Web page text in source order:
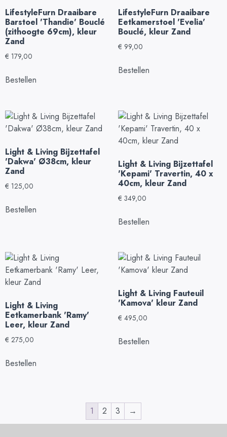
LifestyleFurn Draaibare
Barstoel 'Thandie' Bouclé
(zithoogte 69cm), kleur
Zand
€ 179,00
Bestellen
LifestyleFurn Draaibare
Eetkamerstoel 'Evelia'
Bouclé, kleur Zand
€ 99,00
Bestellen
Light & Living Bijzettafel
'Dakwa' Ø38cm, kleur
Zand
€ 125,00
Bestellen
Light & Living Bijzettafel
'Kepami' Travertin, 40 x
40cm, kleur Zand
€ 349,00
Bestellen
Light & Living
Eetkamerbank 'Ramy'
Leer, kleur Zand
€ 275,00
Bestellen
Light & Living Fauteuil
'Kamova' kleur Zand
€ 495,00
Bestellen
1 2 3 →